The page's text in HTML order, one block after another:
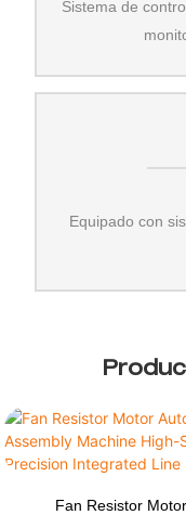
Sistema de
Equipado con
Fan Resistor Motor